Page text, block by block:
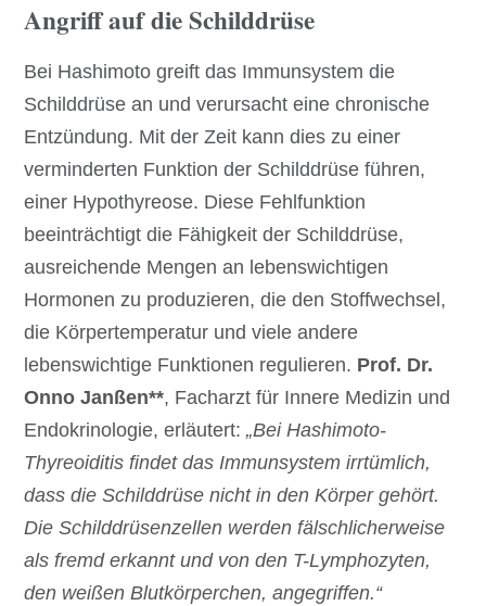
Angriff auf die Schilddrüse
Bei Hashimoto greift das Immunsystem die
Schilddrüse an und verursacht eine chronische
Entzündung. Mit der Zeit kann dies zu einer
verminderten Funktion der Schilddrüse führen,
einer Hypothyreose. Diese Fehlfunktion
beeinträchtigt die Fähigkeit der Schilddrüse,
ausreichende Mengen an lebenswichtigen
Hormonen zu produzieren, die den Stoffwechsel,
die Körpertemperatur und viele andere
lebenswichtige Funktionen regulieren. Prof. Dr.
Onno Janßen**, Facharzt für Innere Medizin und
Endokrinologie, erläutert: „Bei Hashimoto-
Thyreoiditis findet das Immunsystem irrtümlich,
dass die Schilddrüse nicht in den Körper gehört.
Die Schilddrüsenzellen werden fälschlicherweise
als fremd erkannt und von den T-Lymphozyten,
den weißen Blutkörperchen, angegriffen.“